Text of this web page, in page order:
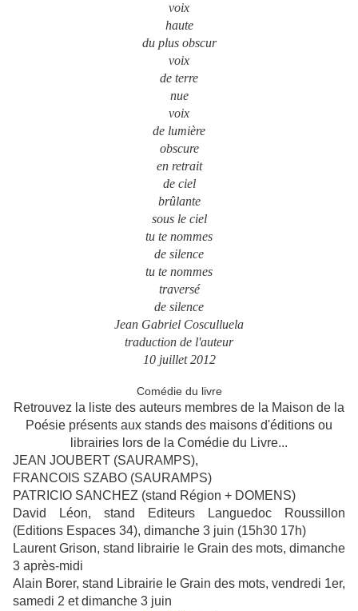
voix
haute
du plus obscur
voix
de terre
nue
voix
de lumière
obscure
en retrait
de ciel
brûlante
sous le ciel
tu te nommes
de silence
tu te nommes
traversé
de silence
Jean Gabriel Cosculluela
traduction de l'auteur
10 juillet 2012
Comédie du livre
Retrouvez la liste des auteurs membres de la Maison de la
Poésie présents aux stands des maisons d'éditions ou
librairies lors de la Comédie du Livre...
JEAN JOUBERT (SAURAMPS),
FRANCOIS SZABO (SAURAMPS)
PATRICIO SANCHEZ (stand Région + DOMENS)
David Léon, stand Editeurs Languedoc Roussillon
(Editions Espaces 34), dimanche 3 juin (15h30 17h)
Laurent Grison, stand librairie le Grain des mots, dimanche
3 après-midi
Alain Borer, stand Librairie le Grain des mots, vendredi 1er,
samedi 2 et dimanche 3 juin